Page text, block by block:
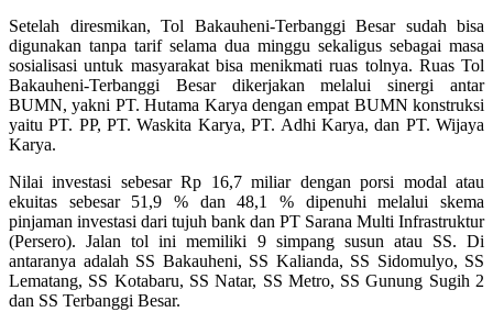
Setelah diresmikan, Tol Bakauheni-Terbanggi Besar sudah bisa
digunakan tanpa tarif selama dua minggu sekaligus sebagai masa
sosialisasi untuk masyarakat bisa menikmati ruas tolnya. Ruas Tol
Bakauheni-Terbanggi Besar dikerjakan melalui sinergi antar
BUMN, yakni PT. Hutama Karya dengan empat BUMN konstruksi
yaitu PT. PP, PT. Waskita Karya, PT. Adhi Karya, dan PT. Wijaya
Karya.
Nilai investasi sebesar Rp 16,7 miliar dengan porsi modal atau
ekuitas sebesar 51,9 % dan 48,1 % dipenuhi melalui skema
pinjaman investasi dari tujuh bank dan PT Sarana Multi Infrastruktur
(Persero). Jalan tol ini memiliki 9 simpang susun atau SS. Di
antaranya adalah SS Bakauheni, SS Kalianda, SS Sidomulyo, SS
Lematang, SS Kotabaru, SS Natar, SS Metro, SS Gunung Sugih 2
dan SS Terbanggi Besar.